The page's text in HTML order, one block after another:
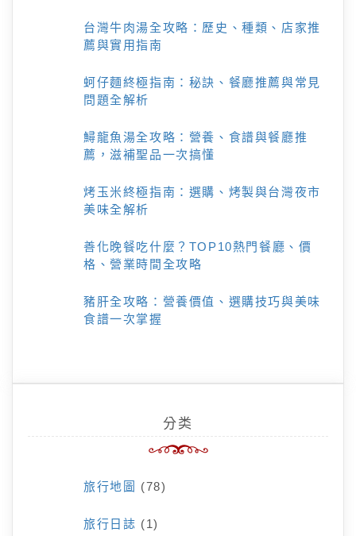
台灣牛肉湯全攻略：歷史、種類、店家推
薦與實用指南
蚵仔麵終極指南：秘訣、餐廳推薦與常見
問題全解析
鱘龍魚湯全攻略：營養、食譜與餐廳推
薦，滋補聖品一次搞懂
烤玉米終極指南：選購、烤製與台灣夜市
美味全解析
善化晚餐吃什麼？TOP10熱門餐廳、價
格、營業時間全攻略
豬肝全攻略：營養價值、選購技巧與美味
食譜一次掌握
分类
旅行地圖 (78)
旅行日誌 (1)